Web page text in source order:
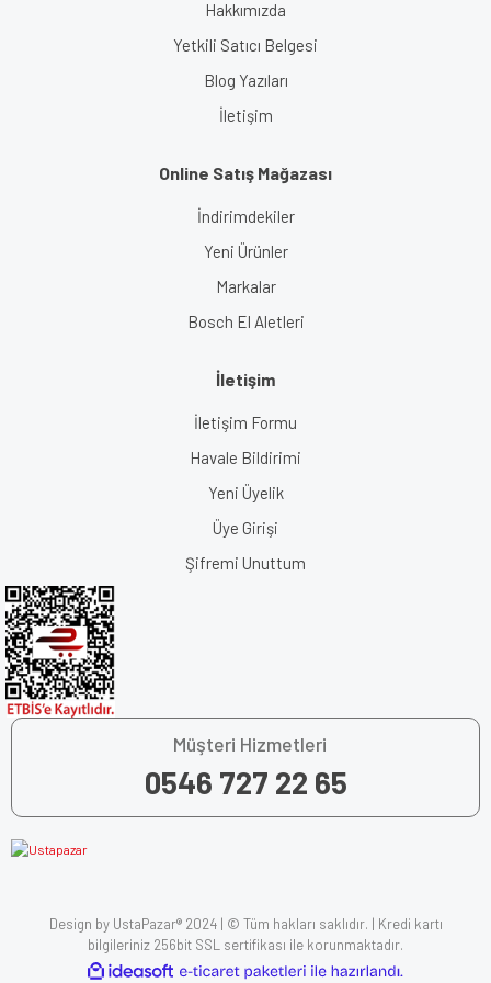
Hakkımızda
Yetkili Satıcı Belgesi
Blog Yazıları
İletişim
Online Satış Mağazası
İndirimdekiler
Yeni Ürünler
Markalar
Bosch El Aletleri
İletişim
İletişim Formu
Havale Bildirimi
Yeni Üyelik
Üye Girişi
Şifremi Unuttum
Müşteri Hizmetleri
0546 727 22 65
Design by UstaPazar® 2024 | © Tüm hakları saklıdır. | Kredi kartı
bilgileriniz 256bit SSL sertifikası ile korunmaktadır.
ideasoft e-